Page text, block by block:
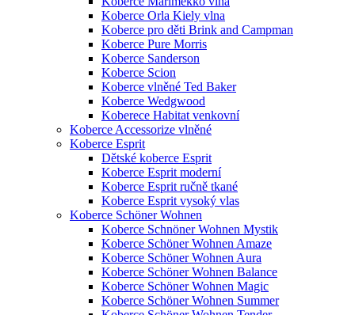
Koberce Orla Kiely vlna
Koberce pro děti Brink and Campman
Koberce Pure Morris
Koberce Sanderson
Koberce Scion
Koberce vlněné Ted Baker
Koberce Wedgwood
Koberece Habitat venkovní
Koberce Accessorize vlněné
Koberce Esprit
Dětské koberce Esprit
Koberce Esprit moderní
Koberce Esprit ručně tkané
Koberce Esprit vysoký vlas
Koberce Schöner Wohnen
Koberce Schnöner Wohnen Mystik
Koberce Schöner Wohnen Amaze
Koberce Schöner Wohnen Aura
Koberce Schöner Wohnen Balance
Koberce Schöner Wohnen Magic
Koberce Schöner Wohnen Summer